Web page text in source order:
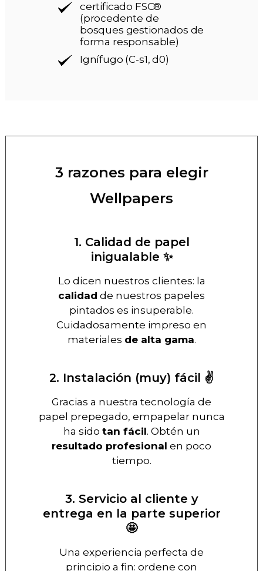
certificado FSC®
(procedente de
bosques gestionados de
forma responsable)
Ignífugo (C-s1, d0)
3 razones para elegir
Wellpapers
1. Calidad de papel
inigualable ✨
Lo dicen nuestros clientes: la
calidad de nuestros papeles
pintados es insuperable.
Cuidadosamente impreso en
materiales de alta gama.
2. Instalación (muy) fácil ✌️
Gracias a nuestra tecnología de
papel prepegado, empapelar nunca
ha sido tan fácil. Obtén un
resultado profesional en poco
tiempo.
3. Servicio al cliente y
entrega en la parte superior
🤩
Una experiencia perfecta de
principio a fin: ordene con